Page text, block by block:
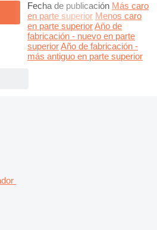
Fecha de publicación Más caro
en parte superior Menos caro
en parte superiorAño de
fabricación - nuevo en parte
superiorAño de fabricación -
más antiguo en parte superior